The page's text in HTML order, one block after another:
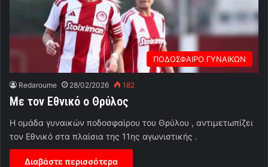
ΠΟΔΟΣΦΑΙΡΟ ΓΥΝΑΙΚΩΝ
Redaroume 28/02/2026 182
Με τον Εθνικό ο Θρύλος
Η ομάδα γυναικών ποδοσφαίρου του Θρύλου , αντιμετωπίζει
τον Εθνικό στα πλαίσια της 11ης αγωνιστικής .
Διαβάστε περισσότερα